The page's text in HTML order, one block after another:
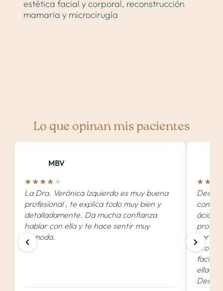
estética facial y corporal, reconstrucción
mamaria y microcirugía
Lo que opinan mis pacientes
MBV
★★★★ ★
La Dra. Verónica Izquierdo es muy buena
profesional , te explica todo muy bien y
detalladamente. Da mucha confianza
hablar con ella y te hace sentir muy
cómoda.
★★
ácido
por
facial.
ella y
Desde